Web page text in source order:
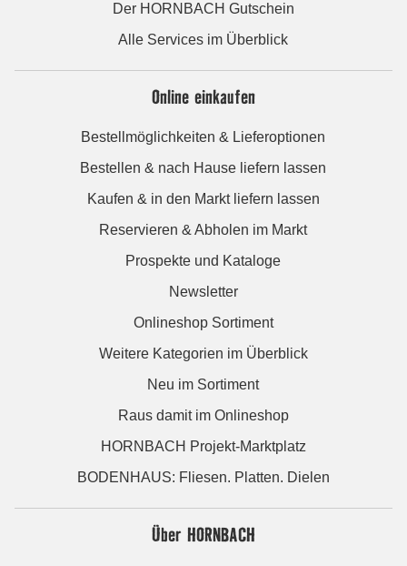
Der HORNBACH Gutschein
Alle Services im Überblick
Online einkaufen
Bestellmöglichkeiten & Lieferoptionen
Bestellen & nach Hause liefern lassen
Kaufen & in den Markt liefern lassen
Reservieren & Abholen im Markt
Prospekte und Kataloge
Newsletter
Onlineshop Sortiment
Weitere Kategorien im Überblick
Neu im Sortiment
Raus damit im Onlineshop
HORNBACH Projekt-Marktplatz
BODENHAUS: Fliesen. Platten. Dielen
Über HORNBACH